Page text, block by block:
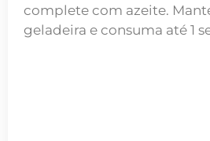
complete com azeite.
geladeira e consuma até 1